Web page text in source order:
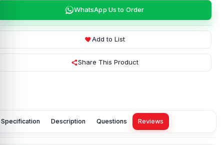
WhatsApp Us to Order
Add to List
Share This Product
Specification Description Questions Reviews